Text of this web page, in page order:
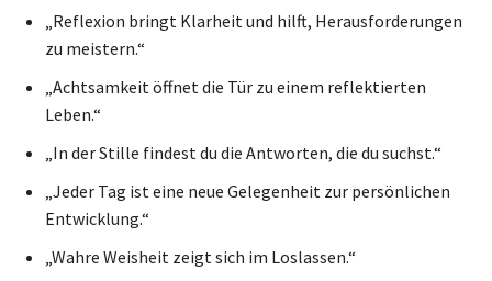
„Reflexion bringt Klarheit und hilft, Herausforderungen
zu meistern.“
„Achtsamkeit öffnet die Tür zu einem reflektierten
Leben.“
„In der Stille findest du die Antworten, die du suchst.“
„Jeder Tag ist eine neue Gelegenheit zur persönlichen
Entwicklung.“
„Wahre Weisheit zeigt sich im Loslassen.“